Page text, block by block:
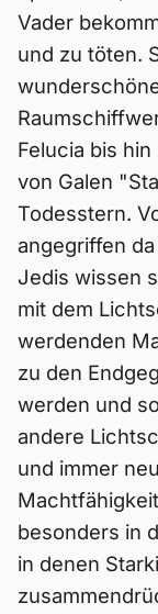
Vader
und zu töten.
Felucia bis
von Galen
Todesstern.
angegriffen
Jedis wissen
mit dem
werdenden
zu den
werden und
andere
und immer
besonders in
in denen